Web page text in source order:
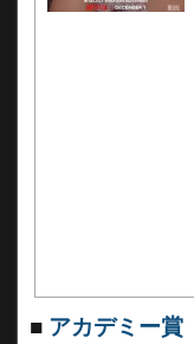
■ アカデミー賞